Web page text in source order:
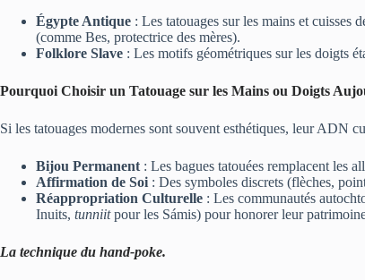
Égypte Antique : Les tatouages sur les mains et cuisses
(comme Bes, protectrice des mères).
Folklore Slave : Les motifs géométriques sur les doigts
Pourquoi Choisir un Tatouage sur les Mains ou Doigts
Si les tatouages modernes sont souvent esthétiques, leur ADN
Bijou Permanent : Les bagues tatouées remplacent les
Affirmation de Soi : Des symboles discrets (flèches,
Réappropriation Culturelle : Les communautés
Inuits, tunniitpour les Sámis) pour honorer leur
La technique du hand-poke.